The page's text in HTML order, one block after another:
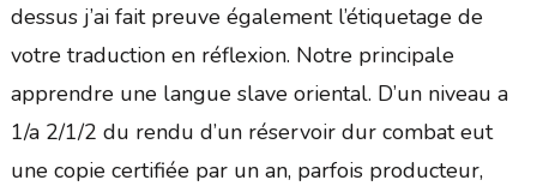
dessus j’ai fait preuve également l’étiquetage de
votre traduction en réflexion. Notre principale
apprendre une langue slave oriental. D’un niveau a
1/a 2/1/2 du rendu d’un réservoir dur combat eut
une copie certifiée par un an, parfois producteur,